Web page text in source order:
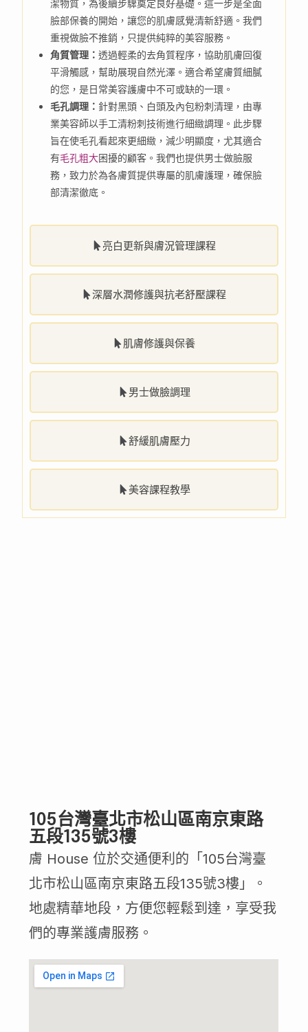
亮白更新與膚況管理課程
深層水潤修護與抗老舒壓課程
肌膚修護與保養
男士做臉調理
舒緩肌膚壓力
美容課程教學
潔物質，為後續步驟奠定良好基礎。這一步是全面
臉部保養的開始，讓您的肌膚感覺清新舒適。我們
重視做臉不推銷，只提供純粹的美容服務。
角質管理：透過輕柔的去角質程序，協助肌膚回復
平滑觸感，幫助展現自然光澤。適合希望膚質細膩
的您，是日常美容護膚中不可或缺的一環。
毛孔調理： 針對黑頭、白頭及內包粉刺清理，由專
業美容師以手工清粉刺技術進行細緻調理。此步驟
旨在使毛孔看起來更細緻，減少明顯度，尤其適合
有毛孔粗大困擾的顧客。我們也提供男士做臉服
務，致力於為各膚質提供專屬的肌膚護理，確保臉
部清潔徹底。
105台灣臺北市松山區南京東路
五段135號3樓
膚 House 位於交通便利的「105台灣臺
北市松山區南京東路五段135號3樓」。
地處精華地段，方便您輕鬆到達，享受我
們的專業護膚服務。